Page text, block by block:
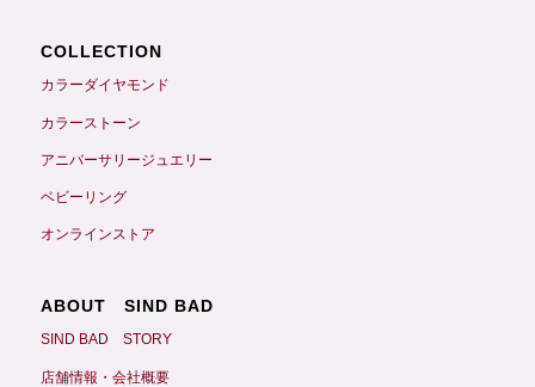
COLLECTION
カラーダイヤモンド
カラーストーン
アニバーサリージュエリー
ベビーリング
オンラインストア
ABOUT SIND BAD
SIND BAD STORY
店舗情報・会社概要